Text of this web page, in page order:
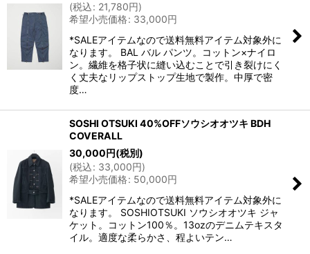
(税込: 21,780円)
希望小売価格: 33,000円
*SALEアイテムなので送料無料アイテム対象外に
なります。 BAL バル パンツ。コットン×ナイロ
ン。繊維を格子状に縫い込むことで引き裂けにく
く丈夫なリップストップ生地で製作。中厚で密
度…
SOSHI OTSUKI 40%OFFソウシオオツキ BDH
COVERALL
30,000円(税別)
(税込: 33,000円)
希望小売価格: 50,000円
*SALEアイテムなので送料無料アイテム対象外に
なります。 SOSHIOTSUKI ソウシオオツキ ジャ
ケット。コットン100％。13ozのデニムテキスタ
イル。適度な柔らかさ、程よいテン…